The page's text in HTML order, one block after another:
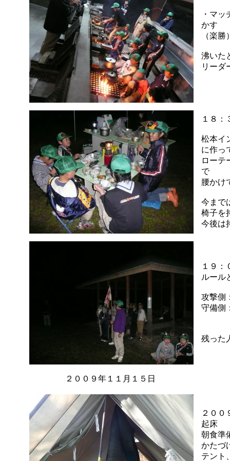
・マ
かす
（楽勝
沸いた
リーダ
１８：
松本イ
に作っ
ローテ
で
腰かけ
今まで
椅子を
今後は
１９
ルール
攻撃側
守備
残った
２００９年１１月１５日
２０
起床
朝食準
かたづ
テント